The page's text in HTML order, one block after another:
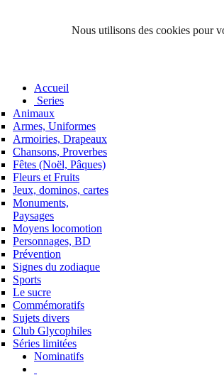
Nous utilisons des cookies pour
Accueil
Series
Animaux
Armes, Uniformes
Armoiries, Drapeaux
Chansons, Proverbes
Fêtes (Noël, Pâques)
Fleurs et Fruits
Jeux, dominos, cartes
Monuments,
Paysages
Moyens locomotion
Personnages, BD
Prévention
Signes du zodiaque
Sports
Le sucre
Commémoratifs
Sujets divers
Club Glycophiles
Séries limitées
Nominatifs